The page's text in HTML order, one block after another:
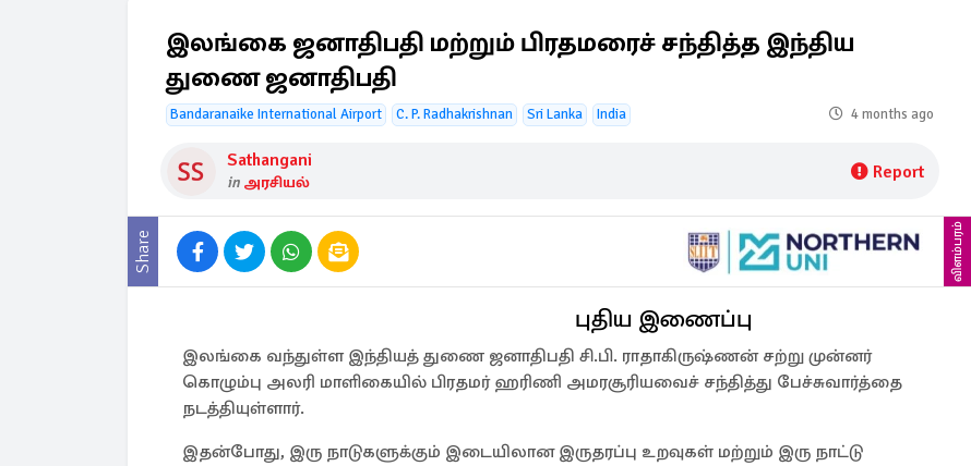
இலங்கை ஜனாதிபதி மற்றும் பிரதமரைச் சந்தித்த இந்திய
துணை ஜனாதிபதி
Bandaranaike International Airport C. P. Radhakrishnan Sri Lanka India 4 months ago
Sathangani
in அரசியல் Report
Share விளம்பரம்
புதிய இணைப்பு
இலங்கை வந்துள்ள இந்தியத் துணை ஜனாதிபதி சி.பி. ராதாகிருஷ்ணன் சற்று முன்னர்
கொழும்பு அலரி மாளிகையில் பிரதமர் ஹரிணி அமரசூரியவைச் சந்தித்து பேச்சுவார்த்தை
நடத்தியுள்ளார்.
இதன்போது, இரு நாடுகளுக்கும் இடையிலான இருதரப்பு உறவுகள் மற்றும் இரு நாட்டு